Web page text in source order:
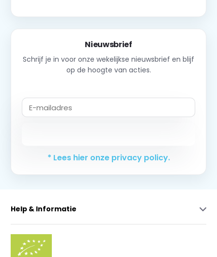
Nieuwsbrief
Schrijf je in voor onze wekelijkse nieuwsbrief en blijf
op de hoogte van acties.
* Lees hier onze privacy policy.
Help & Informatie